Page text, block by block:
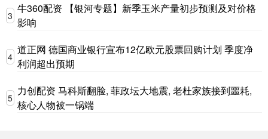
3
牛360配资 【银河专题】新季玉米产量初步预测及对价格
影响
4
道正网 德国商业银行宣布12亿欧元股票回购计划 季度净
利润超出预期
5
力创配资 马科斯翻脸, 菲政坛大地震, 老杜家族接到噩耗,
核心人物被一锅端